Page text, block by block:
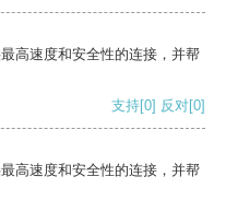
高速度和安全性的连接，并帮
支持[0] 反对[0]
高速度和安全性的连接，并帮